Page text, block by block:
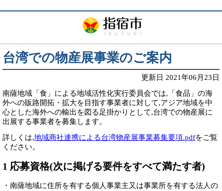
台湾での物産展事業のご案内
更新日 2021年06月23日
南薩地域「食」による地域活性化実行委員会では,「食品」の海
外への販路開拓・拡大を目指す事業者に対して,アジア地域を中
心とした海外への輸出を図る足掛かりとして,台湾での物産展に
出展する事業者を募集します。
詳しくは,地域商社連携による台湾物産展事業募集要項.pdfをご覧
ください。
1 応募資格(次に掲げる要件をすべて満たす者)
・南薩地域に住所を有する個人事業主又は事業所を有する法人の